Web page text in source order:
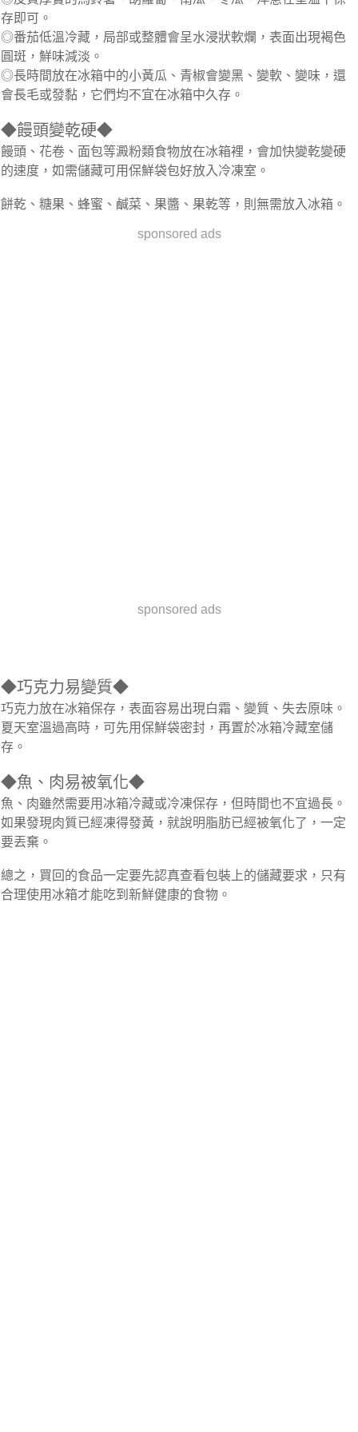
存即可。
◎番茄低溫冷藏，局部或整體會呈水浸狀軟爛，表面出現褐色
圓斑，鮮味減淡。
◎長時間放在冰箱中的小黃瓜、青椒會變黑、變軟、變味，還
會長毛或發黏，它們均不宜在冰箱中久存。
◆饅頭變乾硬◆
饅頭、花卷、面包等澱粉類食物放在冰箱裡，會加快變乾變硬
的速度，如需儲藏可用保鮮袋包好放入冷凍室。
餅乾、糖果、蜂蜜、鹹菜、果醬、果乾等，則無需放入冰箱。
sponsored ads
sponsored ads
◆巧克力易變質◆
巧克力放在冰箱保存，表面容易出現白霜、變質、失去原味。
夏天室溫過高時，可先用保鮮袋密封，再置於冰箱冷藏室儲
存。
◆魚、肉易被氧化◆
魚、肉雖然需要用冰箱冷藏或冷凍保存，但時間也不宜過長。
如果發現肉質已經凍得發黃，就說明脂肪已經被氧化了，一定
要丟棄。
總之，買回的食品一定要先認真查看包裝上的儲藏要求，只有
合理使用冰箱才能吃到新鮮健康的食物。